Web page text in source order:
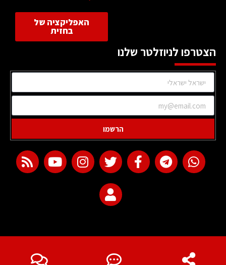
האפליקציה של
בחזית
הצטרפו לניוזלטר שלנו
הרשמו